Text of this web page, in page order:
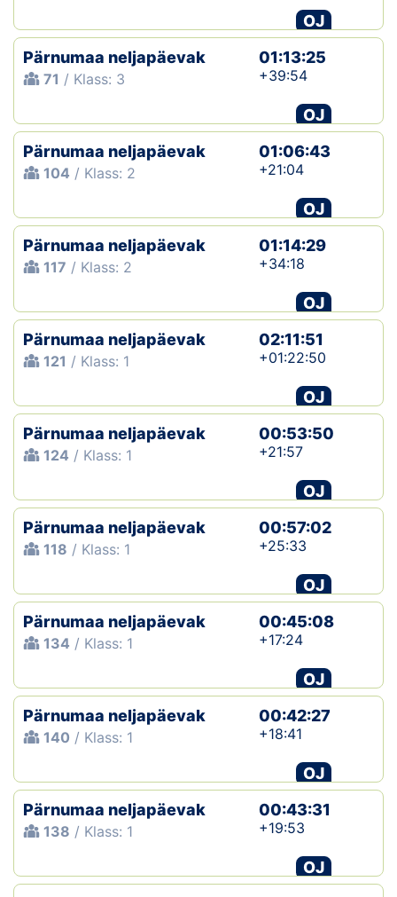
OJ
Pärnumaa neljapäevak
71 / Klass: 3
01:13:25
+39:54
OJ
Pärnumaa neljapäevak
104 / Klass: 2
01:06:43
+21:04
OJ
Pärnumaa neljapäevak
117 / Klass: 2
01:14:29
+34:18
OJ
Pärnumaa neljapäevak
121 / Klass: 1
02:11:51
+01:22:50
OJ
Pärnumaa neljapäevak
124 / Klass: 1
00:53:50
+21:57
OJ
Pärnumaa neljapäevak
118 / Klass: 1
00:57:02
+25:33
OJ
Pärnumaa neljapäevak
134 / Klass: 1
00:45:08
+17:24
OJ
Pärnumaa neljapäevak
140 / Klass: 1
00:42:27
+18:41
OJ
Pärnumaa neljapäevak
138 / Klass: 1
00:43:31
+19:53
OJ